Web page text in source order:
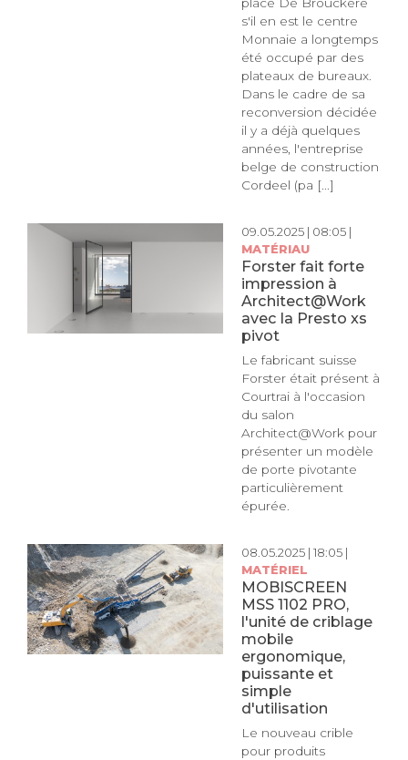
s'il en est le centre
Monnaie a longtemps
été occupé par des
plateaux de bureaux.
Dans le cadre de sa
reconversion décidée
il y a déjà quelques
années, l'entreprise
belge de construction
Cordeel (pa [...]
09.05.2025 | 08:05 |
MATÉRIAU
Forster fait forte
impression à
Architect@Work
avec la Presto xs
pivot
Le fabricant suisse
Forster était présent à
Courtrai à l'occasion
du salon
Architect@Work pour
présenter un modèle
de porte pivotante
particulièrement
épurée.
08.05.2025 | 18:05 |
MATÉRIEL
MOBISCREEN
MSS 1102 PRO,
l'unité de criblage
mobile
ergonomique,
puissante et
simple
d'utilisation
Le nouveau crible
pour produits